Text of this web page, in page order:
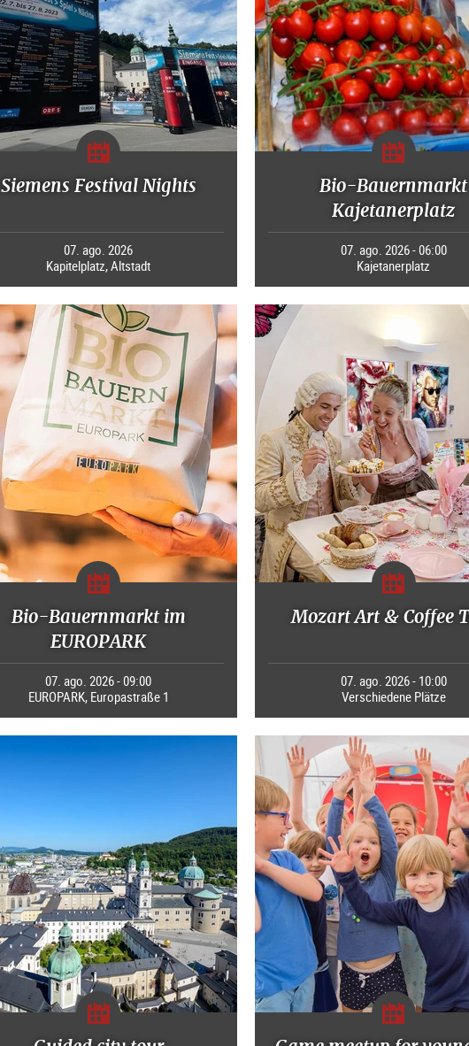
Siemens Festival Nights
07. ago. 2026
Kapitelplatz, Altstadt
Bio-Bauernmarkt
Kajetanerplatz
07. ago. 2026 - 06:00
Kajetanerplatz
Bio-Bauernmarkt im
EUROPARK
07. ago. 2026 - 09:00
EUROPARK, Europastraße 1
Mozart Art & Coffee
07. ago. 2026 - 10:00
Verschiedene Plätze